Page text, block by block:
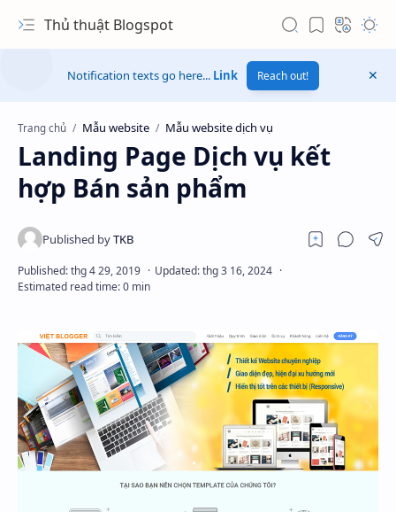
Thủ thuật Blogspot
Hidden Menu
Hidden Menu
Notification texts go here... Link Reach out!
Trang chủ Mẫu website Mẫu website dịch vụ
Landing Page Dịch vụ kết
hợp Bán sản phẩm